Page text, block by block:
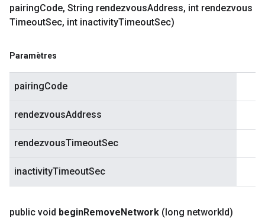
pairingCode, String rendezvousAddress, int rendezvous
TimeoutSec, int inactivityTimeoutSec)
Paramètres
pairingCode
rendezvousAddress
rendezvousTimeoutSec
inactivityTimeoutSec
public void beginRemoveNetwork (long networkId)